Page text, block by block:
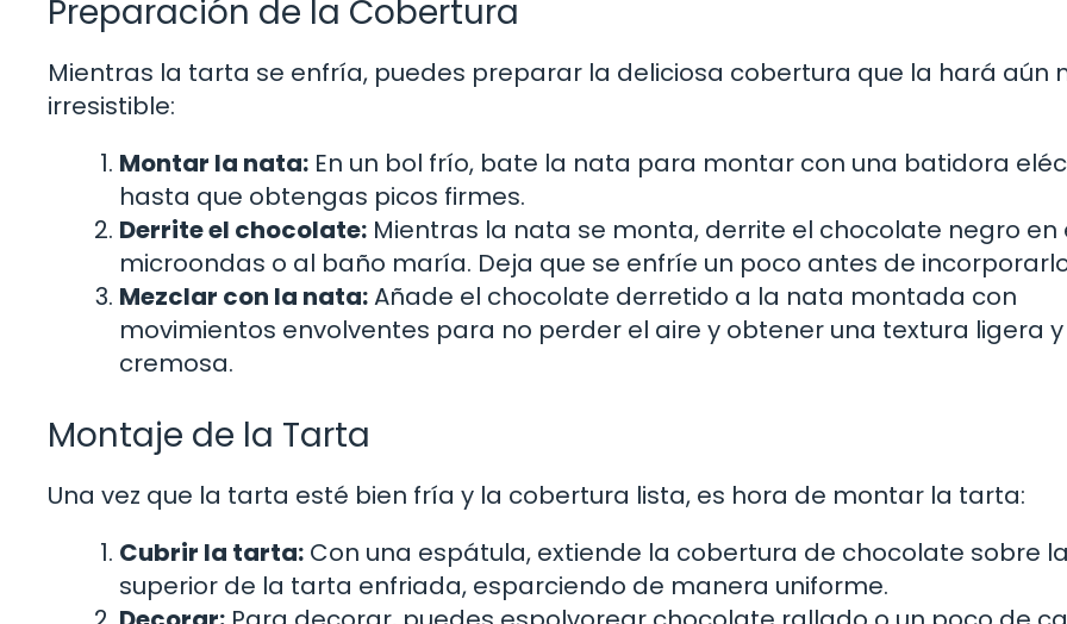
Preparación de la Cobertura
Mientras la tarta se enfría, puedes preparar la deliciosa cobertura que la hará aún
irresistible:
Montar la nata: En un bol frío, bate la nata para montar con una batidora
hasta que obtengas picos firmes.
Derrite el chocolate: Mientras la nata se monta, derrite el chocolate negro en
microondas o al baño maría. Deja que se enfríe un poco antes de
Mezclar con la nata:Añade el chocolate derretido a la nata montada con
movimientos envolventes para no perder el aire y obtener una textura ligera y
cremosa.
Montaje de la Tarta
Una vez que la tarta esté bien fría y la cobertura lista, es hora de montar la tarta:
Cubrir la tarta: Con una espátula, extiende la cobertura de chocolate sobre
superior de la tarta enfriada, esparciendo de manera uniforme.